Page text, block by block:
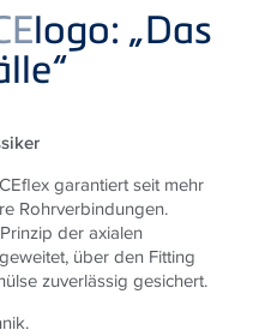
logo: „Das
garantiert seit mehr
Rohrverbindungen.
der axialen
über den Fitting
zuverlässig gesichert.